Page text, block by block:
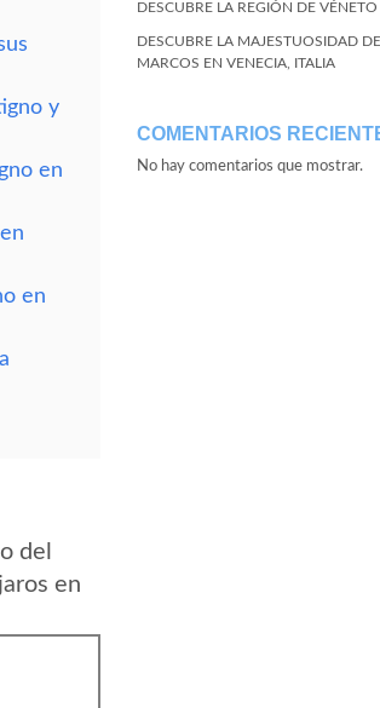
y
en
en
del
en
DESCUBRE LA REGIÓN DE
DESCUBRE LA MAJESTUOSIDAD
MARCOS EN VENECIA, ITALIA
COMENTARIOS
No hay comentarios que mostrar.